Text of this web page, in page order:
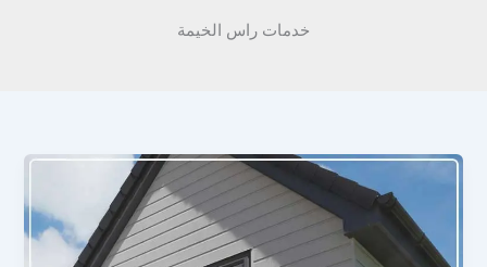
خدمات راس الخيمة